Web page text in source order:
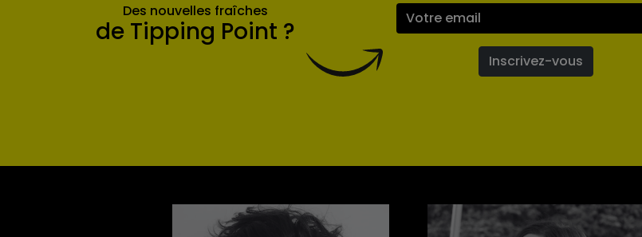
Des nouvelles fraîches
de Tipping Point ?